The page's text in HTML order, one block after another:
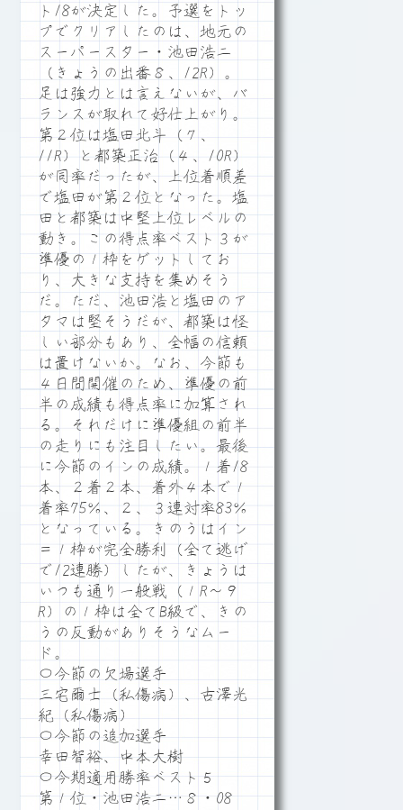
ト18が決定した。予選をトッ
プでクリアしたのは、地元の
スーパースター・池田浩二
（きょうの出番８、12R）。
足は強力とは言えないが、バ
ランスが取れて好仕上がり。
第２位は塩田北斗（７、
11R）と都築正治（４、10R）
が同率だったが、上位着順差
で塩田が第２位となった。塩
田と都築は中堅上位レベルの
動き。この得点率ベスト３が
準優の１枠をゲットしてお
り、大きな支持を集めそう
だ。ただ、池田浩と塩田のア
タマは堅そうだが、都築は怪
しい部分もあり、全幅の信頼
は置けないか。なお、今節も
４日間開催のため、準優の前
半の成績も得点率に加算され
る。それだけに準優組の前半
の走りにも注目したい。最後
に今節のインの成績。１着18
本、２着２本、着外４本で１
着率75％、２、３連対率83％
となっている。きのうはイン
＝１枠が完全勝利（全て逃げ
で12連勝）したが、きょうは
いつも通り一般戦（１R～９
R）の１枠は全てB級で、きの
うの反動がありそうなムー
ド。
〇今節の欠場選手
三宅爾士（私傷病）、古澤光
紀（私傷病）
〇今節の追加選手
幸田智裕、中本大樹
〇今期適用勝率ベスト５
第１位・池田浩二…８・08